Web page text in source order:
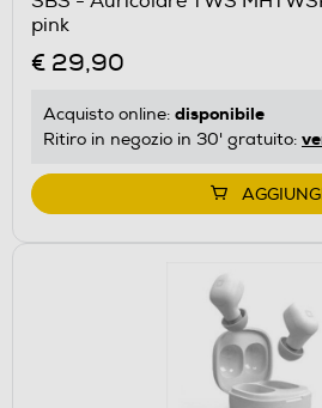
pink
€ 29,90
Acquisto online: disponibile
Ritiro in negozio in 30' gratuito: